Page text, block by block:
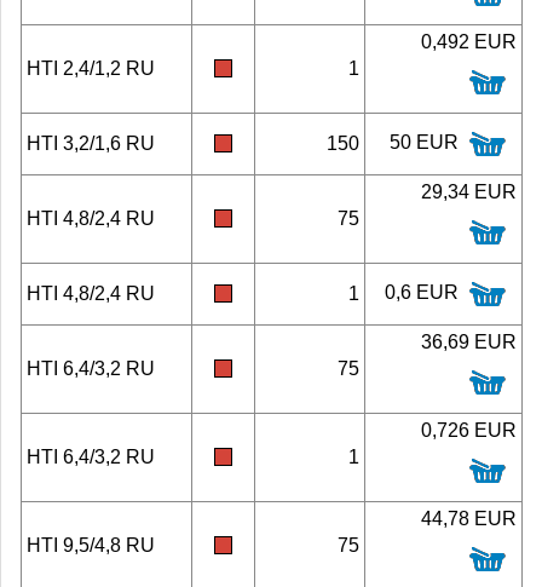
HTI 2,4/1,2 RU 1
0,492 EUR
HTI 3,2/1,6 RU 150 50 EUR
HTI 4,8/2,4 RU 75
29,34 EUR
HTI 4,8/2,4 RU 1 0,6 EUR
HTI 6,4/3,2 RU 75
36,69 EUR
HTI 6,4/3,2 RU 1
0,726 EUR
HTI 9,5/4,8 RU 75
44,78 EUR